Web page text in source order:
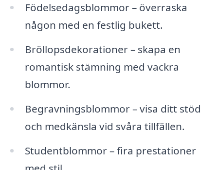
Födelsedagsblommor – överraska
någon med en festlig bukett.
Bröllopsdekorationer – skapa en
romantisk stämning med vackra
blommor.
Begravningsblommor – visa ditt stöd
och medkänsla vid svåra tillfällen.
Studentblommor – fira prestationer